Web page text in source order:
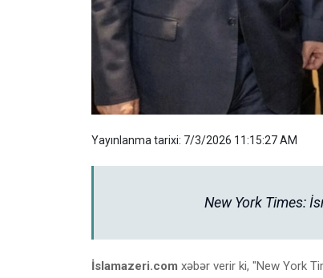
Yayınlanma tarixi: 7/3/2026 11:15:27 AM
New York Times:
İslamazeri.com xəbər verir ki, "New York